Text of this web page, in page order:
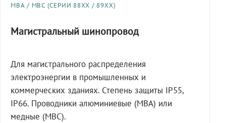
МВА / МВС (СЕРИИ 88XX / 89XX)
Магистральный шинопровод
Для магистрального распределения
электроэнергии в промышленных и
коммерческих зданиях. Степень защиты IP55,
IP66. Проводники алюминиевые (МВА) или
медные (МВС).